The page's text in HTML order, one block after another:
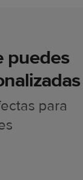
puedes
para